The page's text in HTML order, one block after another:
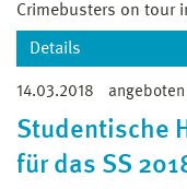
und Unternehmen
werden.
WELCHE PROJEKTE
•
Crimebusters on tour
Details
Wir laden Dich
Compliance &
14.03.2018 angeboten
Studentische
für das SS